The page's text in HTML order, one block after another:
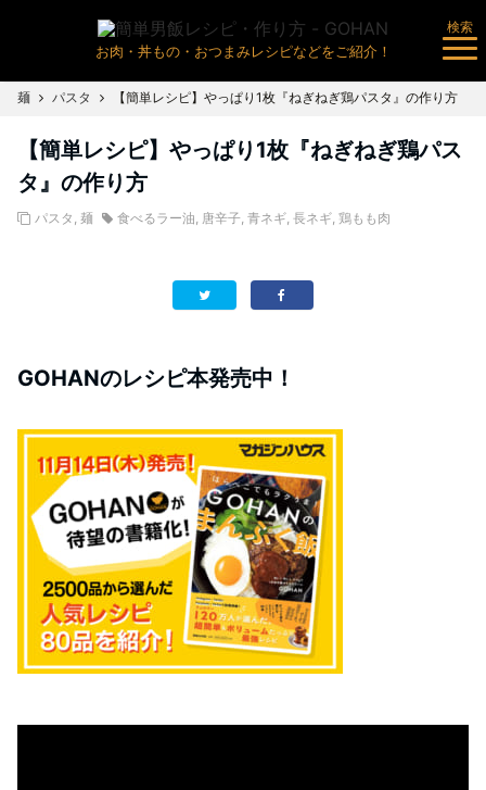
お肉・丼もの・おつまみレシピなどをご紹介！
検索
麺 パスタ 【簡単レシピ】やっぱり1枚『ねぎねぎ鶏パスタ』の作り方
【簡単レシピ】やっぱり1枚『ねぎねぎ鶏パス
タ』の作り方
パスタ , 麺 食べるラー油, 唐辛子, 青ネギ, 長ネギ, 鶏もも肉
GOHANのレシピ本発売中！